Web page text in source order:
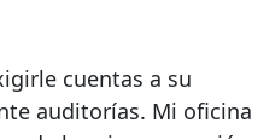
cuentas a su
auditorías. Mi oficina